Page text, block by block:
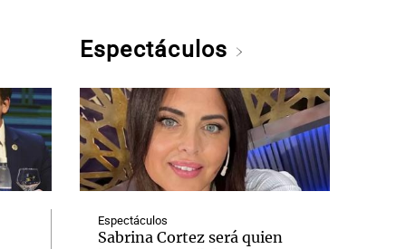
Espectáculos
Espectáculos
Sabrina Cortez será quien